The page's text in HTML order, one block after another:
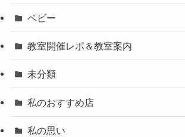
ベビー
教室開催レポ＆教室案内
未分類
私のおすすめ店
私の思い